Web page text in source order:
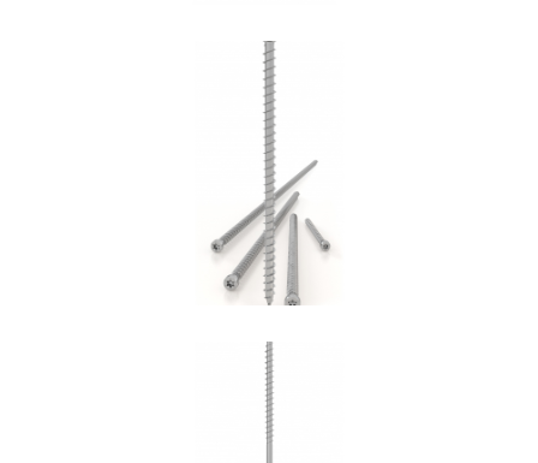
Vite VGZ
ROTHOBLAAS
Vite DGZ